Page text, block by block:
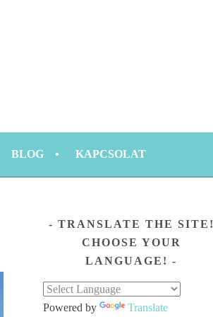
BLOG KAPCSOLAT
TRANSLATE THE SITE!
CHOOSE YOUR
LANGUAGE!
Powered by Translate